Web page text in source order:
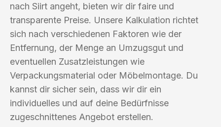
nach Siirt angeht, bieten wir dir faire und
transparente Preise. Unsere Kalkulation richtet
sich nach verschiedenen Faktoren wie der
Entfernung, der Menge an Umzugsgut und
eventuellen Zusatzleistungen wie
Verpackungsmaterial oder Möbelmontage. Du
kannst dir sicher sein, dass wir dir ein
individuelles und auf deine Bedürfnisse
zugeschnittenes Angebot erstellen.